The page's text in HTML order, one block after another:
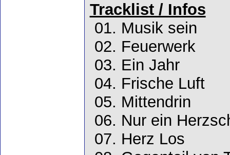
Tracklist / Infos
01. Musik sein
02. Feuerwerk
03. Ein Jahr
04. Frische Luft
05. Mittendrin
06. Nur ein
07. Herz Los